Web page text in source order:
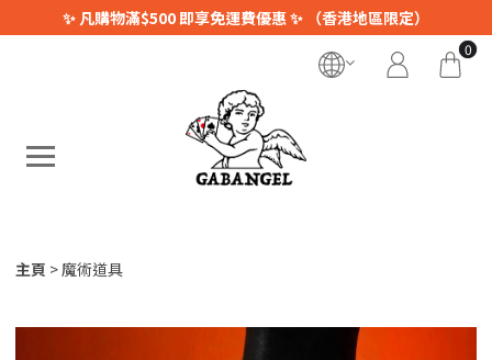
✨ 凡購物滿$500 即享免運費優惠 ✨ （香港地區限定）
0
主頁 魔術道具